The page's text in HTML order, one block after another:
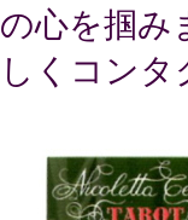
の心を掴み
しくコン